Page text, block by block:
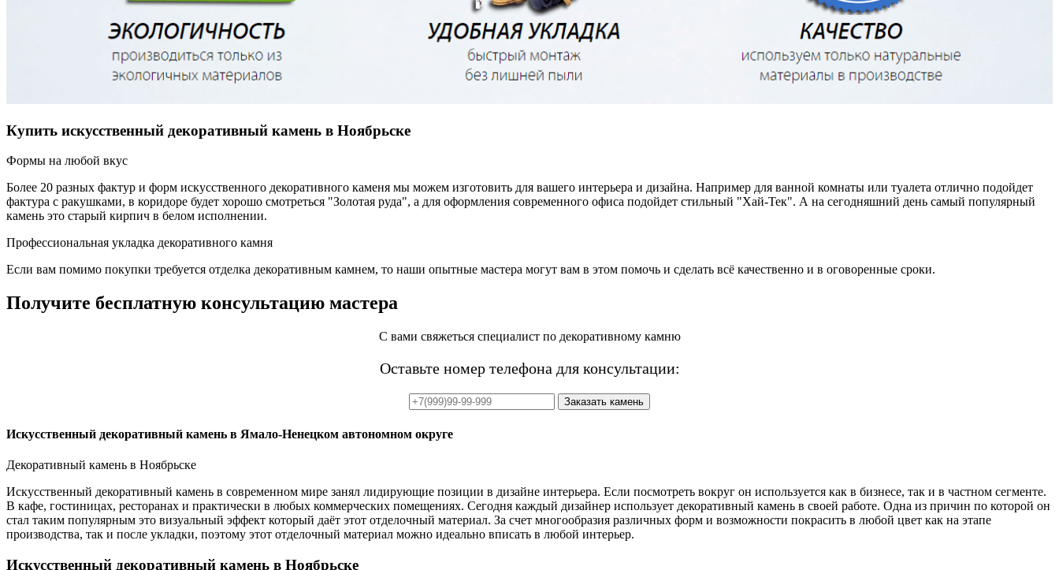
Купить искусственный декоративный камень в Ноябрьске
Формы на любой вкус
Более 20 разных фактур и форм искусственного декоративного каменя мы можем изготовить для вашего интерьера и дизайна. Например для ванной комнаты или туалета отлично подойдет
фактура с ракушками, в коридоре будет хорошо смотреться "Золотая руда", а для оформления современного офиса подойдет стильный "Хай-Тек". А на сегодняшний день самый популярный
камень это старый кирпич в белом исполнении.
Профессиональная укладка декоративного камня
Если вам помимо покупки требуется отделка декоративным камнем, то наши опытные мастера могут вам в этом помочь и сделать всё качественно и в оговоренные сроки.
Получите бесплатную консультацию мастера
С вами свяжеться специалист по декоративному камню
Оставьте номер телефона для консультации:
Искусственный декоративный камень в Ямало-Ненецком автономном округе
Декоративный камень в Ноябрьске
Искусственный декоративный камень в современном мире занял лидирующие позиции в дизайне интерьера. Если посмотреть вокруг он используется как в бизнесе, так и в частном сегменте.
В кафе, гостиницах, ресторанах и практически в любых коммерческих помещениях. Сегодня каждый дизайнер использует декоративный камень в своей работе. Одна из причин по которой он
стал таким популярным это визуальный эффект который даёт этот отделочный материал. За счет многообразия различных форм и возможности покрасить в любой цвет как на этапе
производства, так и после укладки, поэтому этот отделочный материал можно идеально вписать в любой интерьер.
Искусственный декоративный камень в Ноябрьске